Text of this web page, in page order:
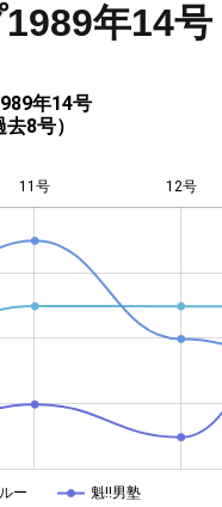
1989年14号
年14号
8号）
11号 12号
ー 魁!!男塾